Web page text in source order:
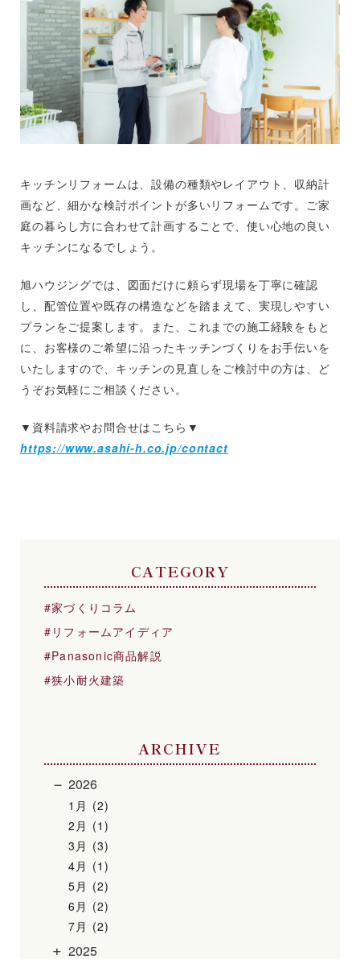
CATEGORY
家づくりコラム
リフォームアイディア
Panasonic商品解説
狭小耐火建築
ARCHIVE
2026
1月 (2)
2月 (1)
3月 (3)
4月 (1)
5月 (2)
6月 (2)
7月 (2)
2025
キッチンリフォームは、設備の種類やレイアウト、収納計
画など、細かな検討ポイントが多いリフォームです。ご家
庭の暮らし方に合わせて計画することで、使い心地の良い
キッチンになるでしょう。
旭ハウジングでは、図面だけに頼らず現場を丁寧に確認
し、配管位置や既存の構造などを踏まえて、実現しやすい
プランをご提案します。また、これまでの施工経験をもと
に、お客様のご希望に沿ったキッチンづくりをお手伝いを
いたしますので、キッチンの見直しをご検討中の方は、ど
うぞお気軽にご相談ください。
▼資料請求やお問合せはこちら▼
https://www.asahi-h.co.jp/contact